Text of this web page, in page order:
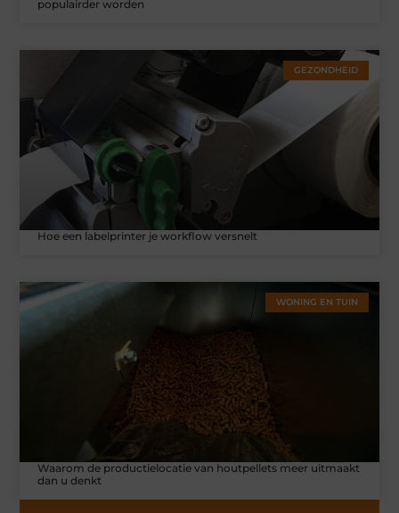
populairder worden
GEZONDHEID
Hoe een labelprinter je workflow versnelt
WONING EN TUIN
Waarom de productielocatie van houtpellets meer uitmaakt
dan u denkt